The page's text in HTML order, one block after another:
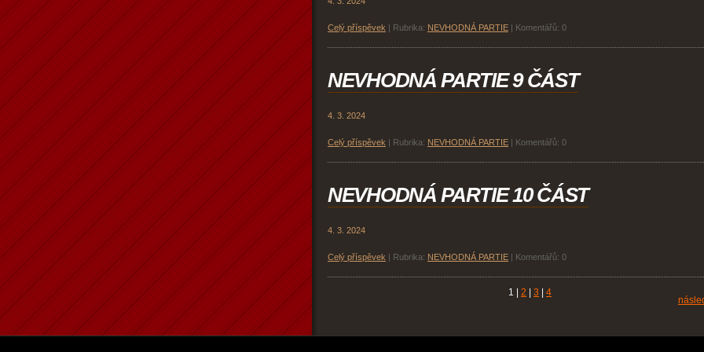
Celý příspěvek | Rubrika: NEVHODNÁ PARTIE | Komentářů: 0
NEVHODNÁ PARTIE 9 ČÁST
4. 3. 2024
Celý příspěvek | Rubrika: NEVHODNÁ PARTIE | Komentářů: 0
NEVHODNÁ PARTIE 10 ČÁST
4. 3. 2024
Celý příspěvek | Rubrika: NEVHODNÁ PARTIE | Komentářů: 0
1 | 2 | 3 | 4